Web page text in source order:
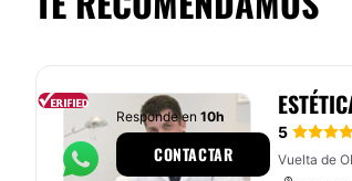
5
Vuelta de
Responde en 10h
CONTACTAR